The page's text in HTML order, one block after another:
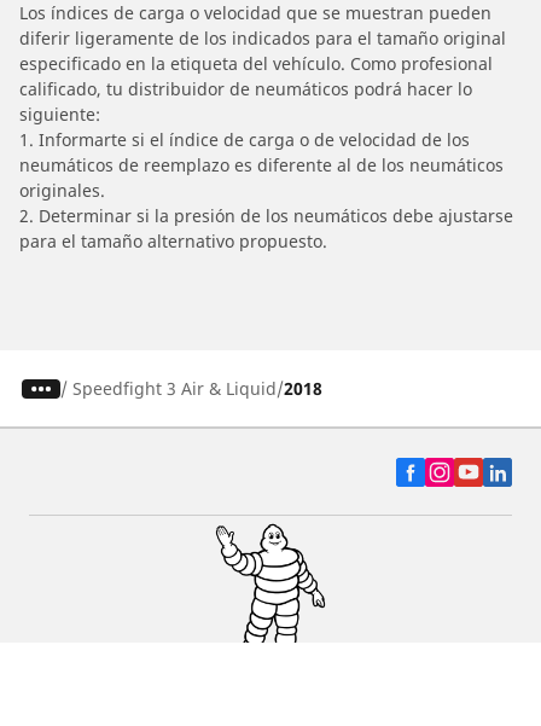
Los índices de carga o velocidad que se muestran pueden
diferir ligeramente de los indicados para el tamaño original
especificado en la etiqueta del vehículo. Como profesional
calificado, tu distribuidor de neumáticos podrá hacer lo
siguiente:
1. Informarte si el índice de carga o de velocidad de los
neumáticos de reemplazo es diferente al de los neumáticos
originales.
2. Determinar si la presión de los neumáticos debe ajustarse
para el tamaño alternativo propuesto.
/ Speedfight 3 Air & Liquid 2018